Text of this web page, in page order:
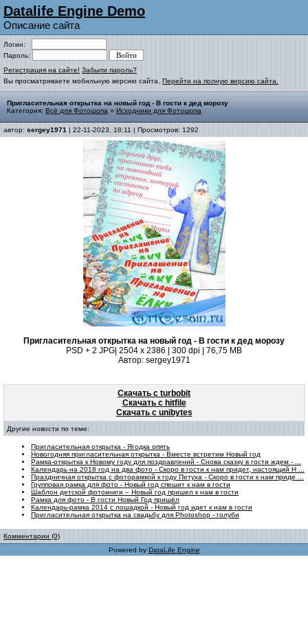
Datalife Engine Demo
Описание сайта
Логин:
Пароль:
Регистрация на сайте! Забыли пароль?
Вы просматриваете мобильную версию сайта. Перейти на полную версию сайта.
Пригласительная открытка на новый год - В гости к дед морозу
Категория: Всё для Фотошопа » Исходники для Фотошопа
автор: sergey1971 | 22-11-2023, 18:11 | Просмотров: 1292
Пригласительная открытка на новый год - В гости к дед морозу
PSD + 2 JPG| 2504 x 2386 | 300 dpi | 76,75 MB
Автор: sergey1971
Скачать с turbobit
Скачать с hitfile
Скачать с unibytes
Другие новости по теме:
Пригласительная открытка - Ягодка опять
Новогодняя пригласительная открытка - Вместе встретим Новый год
Рамка-открытка к Новому году для поздравлений - Снова сказку в гости ждем - ...
Календарь на 2018 год на два фото - Скоро в гости к нам придет, настоящий Н ...
Праздничная открытка с фоторамкой к году Петуха - Скоро в гости к нам приде ...
Групповая рамка для фото - Новый год спешит к нам в гости
Шаблон детской фотокниги – Новый год пришел к нам в гости
Рамка для фото - В гости Новый Год пришёл
Календарь-рамка 2014 с лошадкой - Новый год идет к нам в гости
Пригласительная открытка на свадьбу для Photoshop - голуби
Комментарии (0)
Powered by DataLife Engine